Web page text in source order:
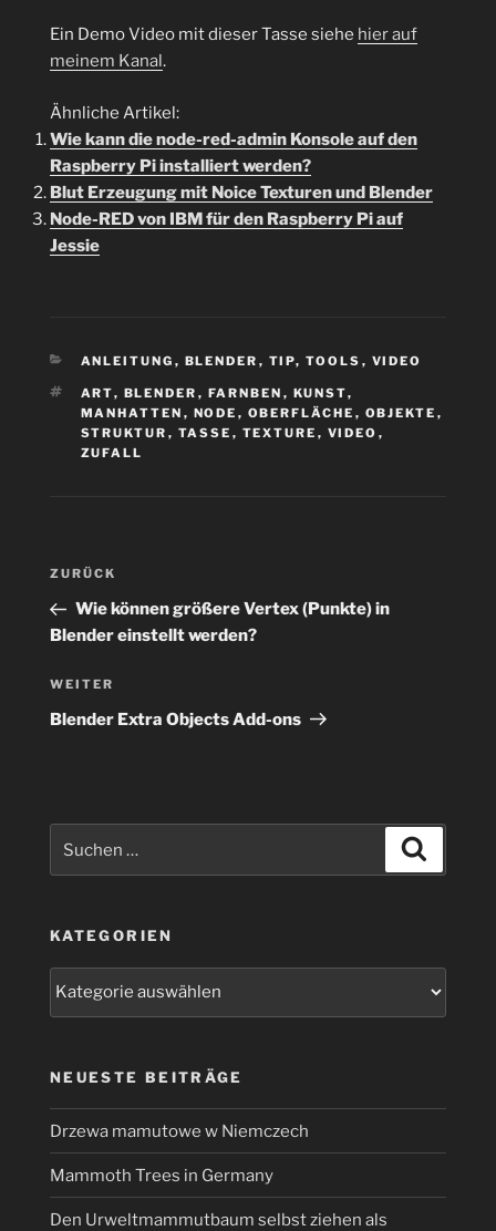
Ein Demo Video mit dieser Tasse siehe hier auf
meinem Kanal .
Ähnliche Artikel:
Wie kann die node-red-admin Konsole auf den
Raspberry Pi installiert werden?
Blut Erzeugung mit Noice Texturen und Blender
Node-RED von IBM für den Raspberry Pi auf
Jessie
KATEGORIEN
ANLEITUNG , BLENDER , TIP, TOOLS , VIDEO
SCHLAGWÖRTER
ART, BLENDER , FARNBEN , KUNST,
MANHATTEN , NODE , OBERFLÄCHE , OBJEKTE ,
STRUKTUR , TASSE , TEXTURE , VIDEO ,
ZUFALL
Beitragsnavigation
Vorheriger
Beitrag
ZURÜCK
Wie können größere Vertex (Punkte) in
Blender einstellt werden?
Nächster
Beitrag
WEITER
Blender Extra Objects Add-ons
KATEGORIEN
NEUESTE BEITRÄGE
Drzewa mamutowe w Niemczech
Mammoth Trees in Germany
Den Urweltmammutbaum selbst ziehen als